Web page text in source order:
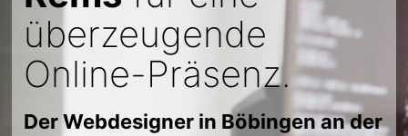
überzeugende
Online-Präsenz.
Der Webdesigner in Böbingen an der